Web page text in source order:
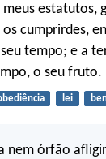
meus estatutos,
cumprirdes,
tempo; e a
o seu fruto.
lei
nem órfão